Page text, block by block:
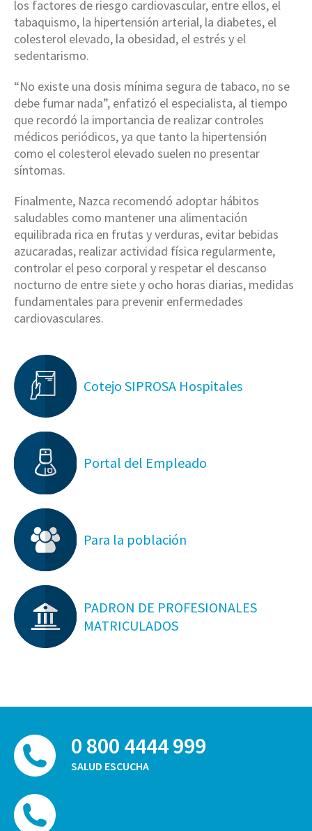
los factores de riesgo cardiovascular, entre ellos, el
tabaquismo, la hipertensión arterial, la diabetes, el
colesterol elevado, la obesidad, el estrés y el
sedentarismo.
“No existe una dosis mínima segura de tabaco, no se
debe fumar nada”, enfatizó el especialista, al tiempo
que recordó la importancia de realizar controles
médicos periódicos, ya que tanto la hipertensión
como el colesterol elevado suelen no presentar
síntomas.
Finalmente, Nazca recomendó adoptar hábitos
saludables como mantener una alimentación
equilibrada rica en frutas y verduras, evitar bebidas
azucaradas, realizar actividad física regularmente,
controlar el peso corporal y respetar el descanso
nocturno de entre siete y ocho horas diarias, medidas
fundamentales para prevenir enfermedades
cardiovasculares.
Cotejo SIPROSA Hospitales
Portal del Empleado
Para la población
PADRON DE PROFESIONALES
MATRICULADOS
0 800 4444 999
SALUD ESCUCHA